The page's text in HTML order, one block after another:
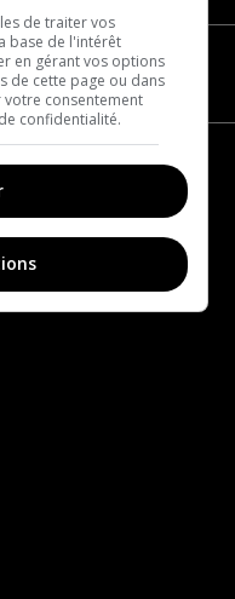
de traiter vos
base de l'intérêt
en gérant vos options
de cette page ou dans
consentement
confidentialité.